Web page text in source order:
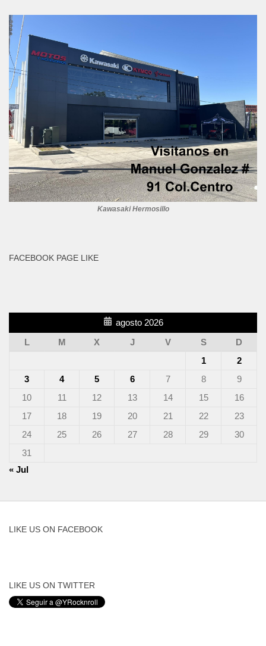
Kawasaki Hermosillo
FACEBOOK PAGE LIKE
agosto 2026
L
M X J V S
D
1
2
3
4 5 6 7 8
9
10
11 12 13 14 15
16
17
18 19 20 21 22
23
24
25 26 27 28 29
30
31
« Jul
LIKE US ON FACEBOOK
LIKE US ON TWITTER